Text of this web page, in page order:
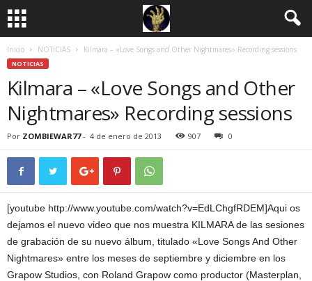
Inicio NOTICIAS Kilmara – «Love Songs and Other Nightmares» Recording sessions
NOTICIAS
Kilmara – «Love Songs and Other
Nightmares» Recording sessions
Por ZOMBIEWAR77- 4 de enero de 2013 907 0
[youtube http://www.youtube.com/watch?v=EdLChgfRDEM]Aqui os
dejamos el nuevo video que nos muestra KILMARA de las sesiones
de grabación de su nuevo álbum, titulado «Love Songs And Other
Nightmares» entre los meses de septiembre y diciembre en los
Grapow Studios, con Roland Grapow como productor (Masterplan,